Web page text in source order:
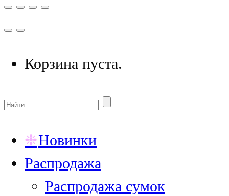
Корзина пуста.
Новинки
Распродажа
Распродажа сумок